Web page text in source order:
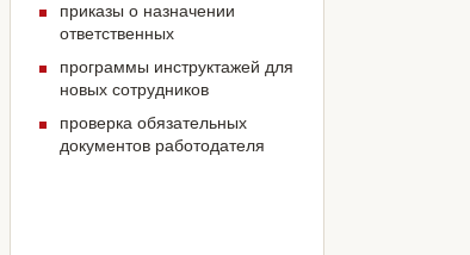
приказы о назначении
ответственных
программы инструктажей для
новых сотрудников
проверка обязательных
документов работодателя